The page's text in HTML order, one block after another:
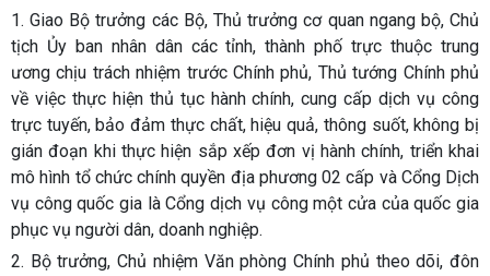
1. Giao Bộ trưởng các Bộ, Thủ trưởng cơ quan ngang bộ, Chủ
tịch Ủy ban nhân dân các tỉnh, thành phố trực thuộc trung
ương chịu trách nhiệm trước Chính phủ, Thủ tướng Chính phủ
về việc thực hiện thủ tục hành chính, cung cấp dịch vụ công
trực tuyến, bảo đảm thực chất, hiệu quả, thông suốt, không bị
gián đoạn khi thực hiện sắp xếp đơn vị hành chính, triển khai
mô hình tổ chức chính quyền địa phương 02 cấp và Cổng Dịch
vụ công quốc gia là Cổng dịch vụ công một cửa của quốc gia
phục vụ người dân, doanh nghiệp.
2. Bộ trưởng, Chủ nhiệm Văn phòng Chính phủ theo dõi, đôn